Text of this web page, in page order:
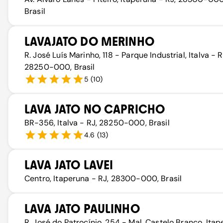
Brasil
LAVAJATO DO MERINHO
R. José Luís Marinho, 118 - Parque Industrial, Italva -
28250-000, Brasil
5 (10)
LAVA JATO NO CAPRICHO
BR-356, Italva - RJ, 28250-000, Brasil
4.6 (13)
LAVA JATO LAVEI
Centro, Itaperuna - RJ, 28300-000, Brasil
LAVA JATO PAULINHO